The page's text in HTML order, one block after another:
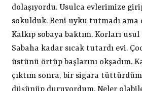
dolaşıyordu. Usulca evlerimize
sokulduk. Beni uyku tutmadı
Kalkıp sobaya baktım. Korları
Sabaha kadar sıcak tutardı evi.
üstünü örtüp başlarını okşadım.
çıktım sonra, bir sigara